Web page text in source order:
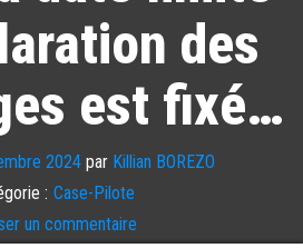
des
est fixé…
2024par Killian BOREZO
: Case-Pilote
un commentaire